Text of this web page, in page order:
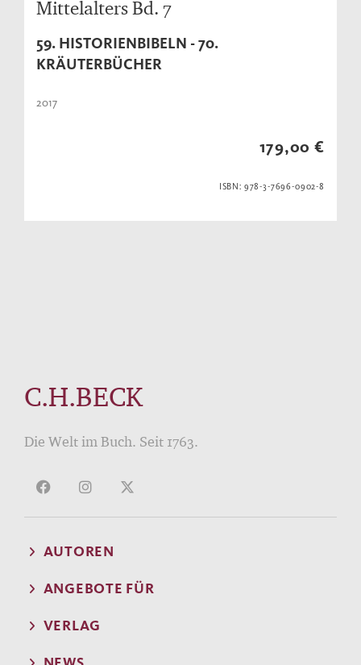
Mittelalters Bd. 7
59. HISTORIENBIBELN - 70.
KRÄUTERBÜCHER
2017
179,00 €
ISBN: 978-3-7696-0902-8
C.H.BECK
Die Welt im Buch. Seit 1763.
AUTOREN
ANGEBOTE FÜR
VERLAG